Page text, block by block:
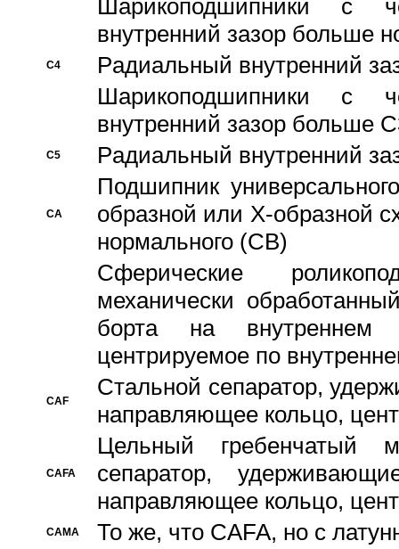
Шарикоподшипники с
внутренний зазор больше
C4
Pадиальный внутренний
Шарикоподшипники с
внутренний зазор больше
C5 Pадиальный внутренний
CA
Подшипник
образной или Х-образной
нормального (CB)
Сферические
механически
борта на внутреннем
центрируемое по
CAF
Стальной сепаратор,
направляющее кольцо,
CAFA
Цельный гребенчатый
сепаратор,
направляющее кольцо,
CAMA То же, что CAFA, но с